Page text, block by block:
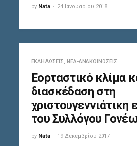
by Nata 24 Ιανουαρίου 2018
ΕΚΔΗΛΏΣΕΙΣ, ΝΈΑ-ΑΝΑΚΟΙΝΏΣΕΙΣ
Εορταστικό κλίμα
διασκέδαση στη
του Συλλόγου
by Nata 19 Δεκεμβρίου 2017